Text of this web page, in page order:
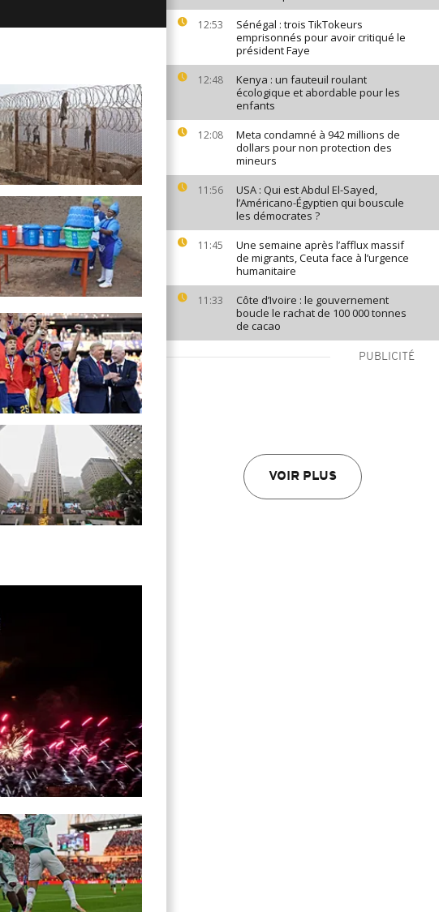
12:53
Sénégal : trois TikTokeurs
emprisonnés pour avoir critiqué le
président Faye
12:48
Kenya : un fauteuil roulant
écologique et abordable pour les
enfants
12:08
Meta condamné à 942 millions de
dollars pour non protection des
mineurs
11:56
USA : Qui est Abdul El-Sayed,
l’Américano-Égyptien qui bouscule
les démocrates ?
11:45
Une semaine après l’afflux massif
de migrants, Ceuta face à l’urgence
humanitaire
11:33
Côte d’Ivoire : le gouvernement
boucle le rachat de 100 000 tonnes
de cacao
PUBLICITÉ
VOIR PLUS